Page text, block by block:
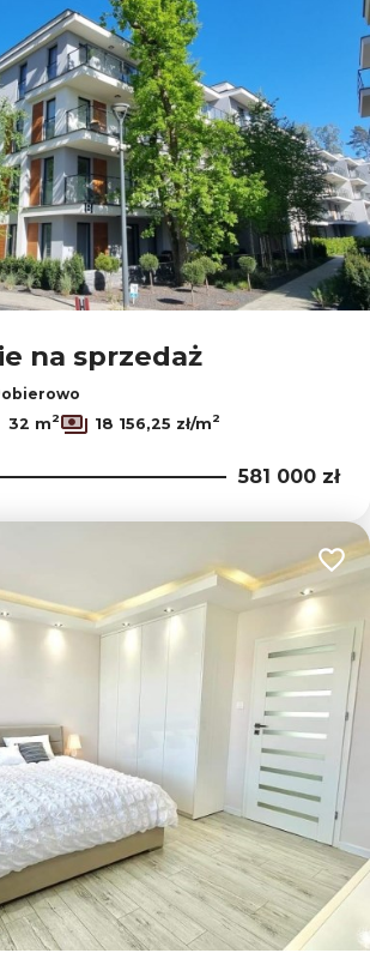
na sprzedaż
32 m2 18 156,25 zł/m2
581 000 zł